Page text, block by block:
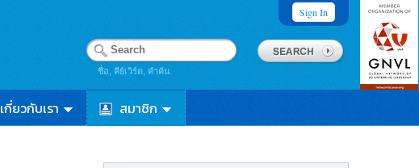
Sign In
ชื่อ, คีย์เวิร์ด, คำค้น
เกี่ยวกับเรา สมาชิก